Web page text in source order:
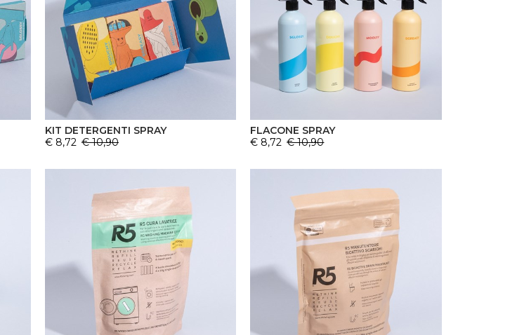
KIT DETERGENTI SPRAY
€ 8,72 € 10,90
FLACONE SPRAY
€ 8,72 € 10,90